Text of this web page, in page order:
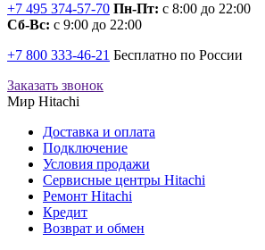
+7 495 374-57-70 Пн-Пт: с 8:00 до 22:00
Сб-Вс: с 9:00 до 22:00
+7 800 333-46-21 Бесплатно по России
Заказать звонок
Мир Hitachi
Доставка и оплата
Подключение
Условия продажи
Сервисные центры Hitachi
Ремонт Hitachi
Кредит
Возврат и обмен